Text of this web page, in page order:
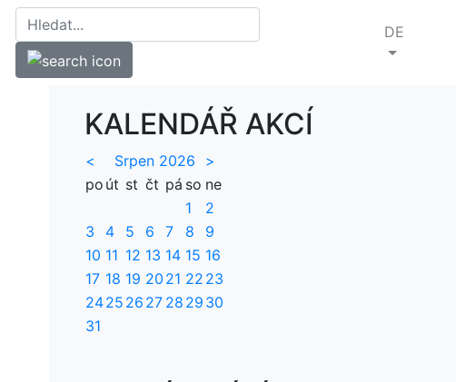
DE
KALENDÁŘ AKCÍ
< Srpen 2026
>
po út st čt pá so ne
1
2
3
4 5 6 7 8
9
10 11 12 13 14 15 16
17 18 19 20 21 22 23
2425 26 27 28 29 30
31